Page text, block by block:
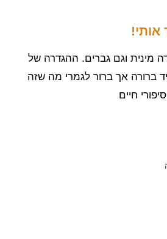
אותי!
מינית וגם גברים. ההגדרה של
ברורה אך ברור לגמרי מה שזה
חיים